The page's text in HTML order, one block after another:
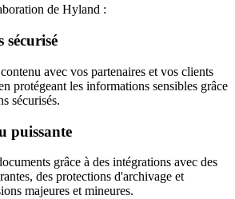
de Hyland :
sécurisé
avec vos partenaires et vos clients
protégeant les informations sensibles grâce
sécurisés.
puissante
grâce à des intégrations avec des
des protections d'archivage et
majeures et mineures.